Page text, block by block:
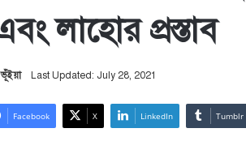
লাহাের প্রস্তাব
Last Updated: July 28, 2021
Facebook X LinkedIn Tumblr